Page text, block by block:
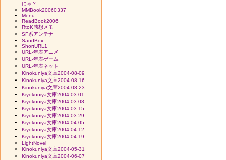
にゃ？
MMBook20060337
Menu
ReadBook2006
RtoK感想メモ
SF系アンテナ
SandBox
ShortURL1
URL-年表アニメ
URL-年表ゲーム
URL-年表ネット
Kinokuniya文庫2004-08-09
Kinokuniya文庫2004-08-16
Kinokuniya文庫2004-08-23
Kiyokuniya文庫2004-03-01
Kiyokuniya文庫2004-03-08
Kiyokuniya文庫2004-03-15
Kiyokuniya文庫2004-03-29
Kiyokuniya文庫2004-04-05
Kiyokuniya文庫2004-04-12
Kiyokuniya文庫2004-04-19
LightNovel
Kinokuniya文庫2004-05-31
Kinokuniya文庫2004-06-07